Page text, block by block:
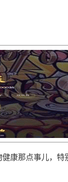
康那点事儿，